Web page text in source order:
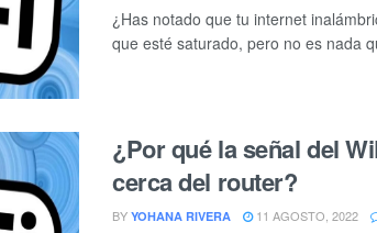
¿Has notado que tu internet
que esté saturado, pero no es nada
¿Por qué la señal del
cerca del router?
BY YOHANA RIVERA 11 AGOSTO, 2022